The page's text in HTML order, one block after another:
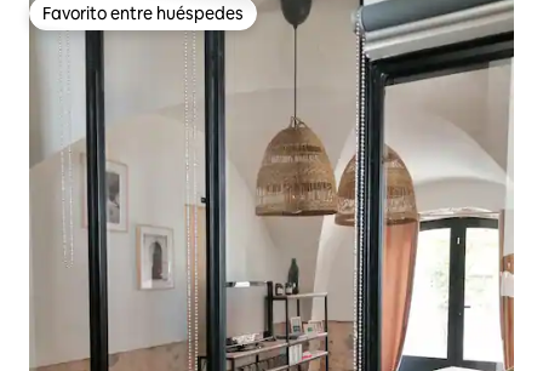
Favorito entre huéspedes
Favorito entre huéspedes